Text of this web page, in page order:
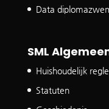
Data
SML
Huishoudelijk
Statuten